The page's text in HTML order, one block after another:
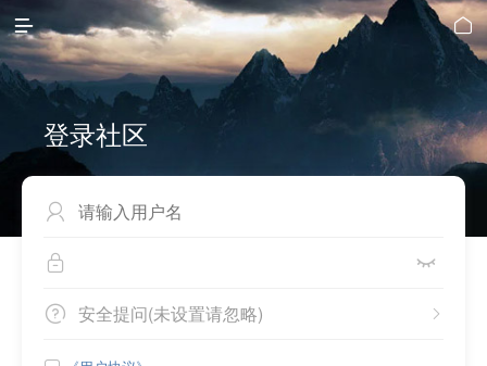
 
登录社区

 
 
安全提问(未设置请忽略)